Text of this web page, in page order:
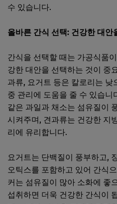
수 있습니다.
올바른 간식 선택: 건강한 대안
간식을 선택할 때는 가공식품
강한 대안을 선택하는 것이 중
과류, 요거트 등은 칼로리는 낮
중 관리에 도움을 줄 수 있습니
같은 과일과 채소는 섬유질이
시켜주며, 견과류는 건강한 지
리에 유리합니다.
요거트는 단백질이 풍부하고,
오틱스를 포함하고 있어 간식
커는 섬유질이 많아 소화에 좋
섭취하면 더욱 건강한 간식이